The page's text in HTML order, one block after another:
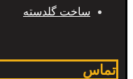
ساخت گلدسته
تماس